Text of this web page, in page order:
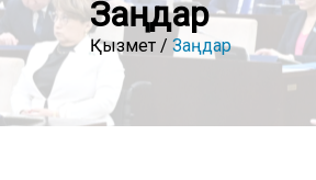
Заңдар
Қызмет / Заңдар